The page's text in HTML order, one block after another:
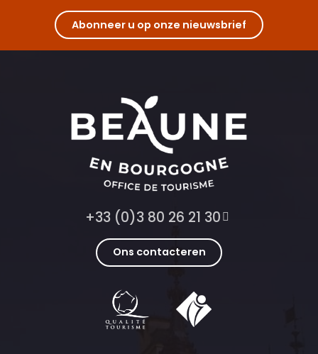
Abonneer u op onze nieuwsbrief
+33 (0)3 80 26 21 30
Ons contacteren